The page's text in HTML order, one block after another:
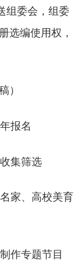
委会，组委
选编使用权，
报名
集筛选
家、高校美育
作专题节目